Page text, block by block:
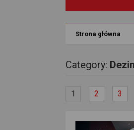
Strona główna
Category:
1 2 3